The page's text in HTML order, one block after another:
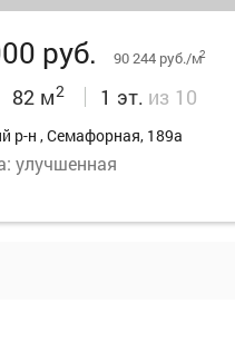
руб. 90 244 руб./м2
82 м2 1 эт. из 10
р-н , Семафорная, 189а
улучшенная